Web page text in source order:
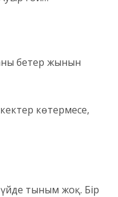
бетер жынын
көтермесе,
үйде тыным жоқ. Бір